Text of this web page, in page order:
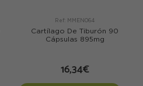
Ref: MMEN064
Cartílago De Tiburón 90
Cápsulas 895mg
16,34€